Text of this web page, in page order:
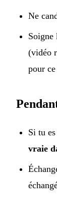
Ne
Soigne
(vidéo
pour
Si tu
vraie